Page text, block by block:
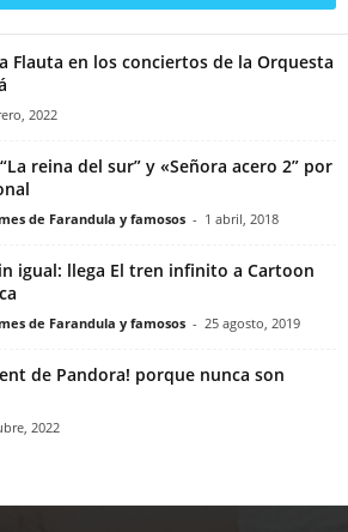
Flauta en los conciertos de la Orquesta
2022
reina del sur” y «Señora acero 2” por
de Farandula y famosos - 1 abril, 2018
igual: llega El tren infinito a Cartoon
de Farandula y famosos - 25 agosto, 2019
de Pandora! porque nunca son
2022